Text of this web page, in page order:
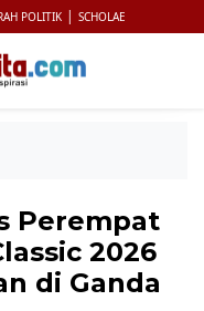
POLITIK | SCHOLAE
Perempat
2026
di Ganda